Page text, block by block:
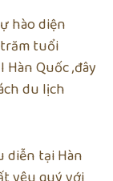
hào diện
tuổi
Quốc ,đây
du lịch
diễn tại Hàn